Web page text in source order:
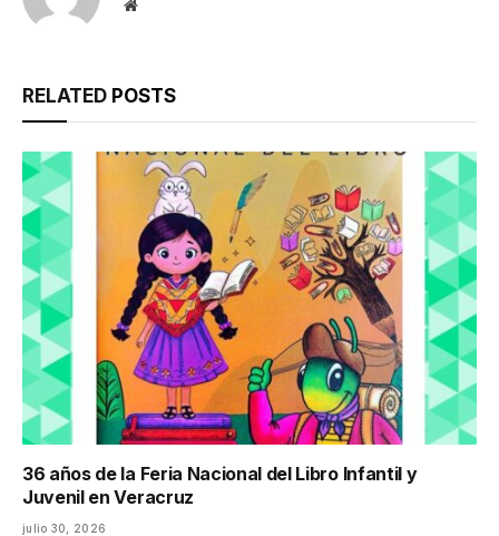
Website
RELATED POSTS
36 años de la Feria Nacional del Libro Infantil y
Juvenil en Veracruz
julio 30, 2026